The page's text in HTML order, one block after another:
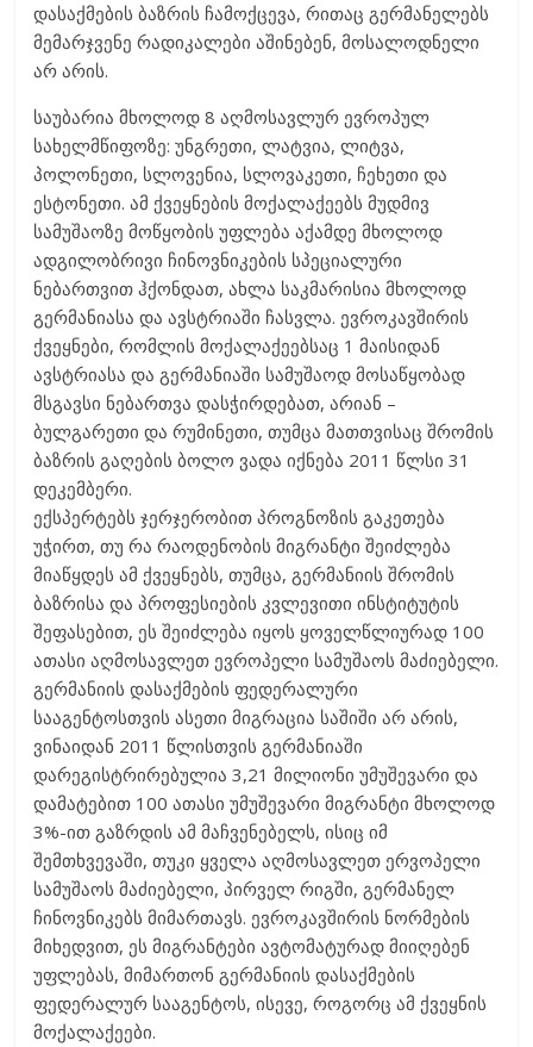
დასაქმების ბაზრის ჩამოქცევა, რითაც გერმანელებს
მემარჯვენე რადიკალები აშინებენ, მოსალოდნელი
არ არის.
საუბარია მხოლოდ 8 აღმოსავლურ ევროპულ
სახელმწიფოზე: უნგრეთი, ლატვია, ლიტვა,
პოლონეთი, სლოვენია, სლოვაკეთი, ჩეხეთი და
ესტონეთი. ამ ქვეყნების მოქალაქეებს მუდმივ
სამუშაოზე მოწყობის უფლება აქამდე მხოლოდ
ადგილობრივი ჩინოვნიკების სპეციალური
ნებართვით ჰქონდათ, ახლა საკმარისია მხოლოდ
გერმანიასა და ავსტრიაში ჩასვლა. ევროკავშირის
ქვეყნები, რომლის მოქალაქეებსაც 1 მაისიდან
ავსტრიასა და გერმანიაში სამუშაოდ მოსაწყობად
მსგავსი ნებართვა დასჭირდებათ, არიან –
ბულგარეთი და რუმინეთი, თუმცა მათთვისაც შრომის
ბაზრის გაღების ბოლო ვადა იქნება 2011 წლსი 31
დეკემბერი.
ექსპერტებს ჯერჯერობით პროგნოზის გაკეთება
უჭირთ, თუ რა რაოდენობის მიგრანტი შეიძლება
მიაწყდეს ამ ქვეყნებს, თუმცა, გერმანიის შრომის
ბაზრისა და პროფესიების კვლევითი ინსტიტუტის
შეფასებით, ეს შეიძლება იყოს ყოველწლიურად 100
ათასი აღმოსავლეთ ევროპელი სამუშაოს მაძიებელი.
გერმანიის დასაქმების ფედერალური
სააგენტოსთვის ასეთი მიგრაცია საშიში არ არის,
ვინაიდან 2011 წლისთვის გერმანიაში
დარეგისტრირებულია 3,21 მილიონი უმუშევარი და
დამატებით 100 ათასი უმუშევარი მიგრანტი მხოლოდ
3%-ით გაზრდის ამ მაჩვენებელს, ისიც იმ
შემთხვევაში, თუკი ყველა აღმოსავლეთ ერვოპელი
სამუშაოს მაძიებელი, პირველ რიგში, გერმანელ
ჩინოვნიკებს მიმართავს. ევროკავშირის ნორმების
მიხედვით, ეს მიგრანტები ავტომატურად მიიღებენ
უფლებას, მიმართონ გერმანიის დასაქმების
ფედერალურ სააგენტოს, ისევე, როგორც ამ ქვეყნის
მოქალაქეები.